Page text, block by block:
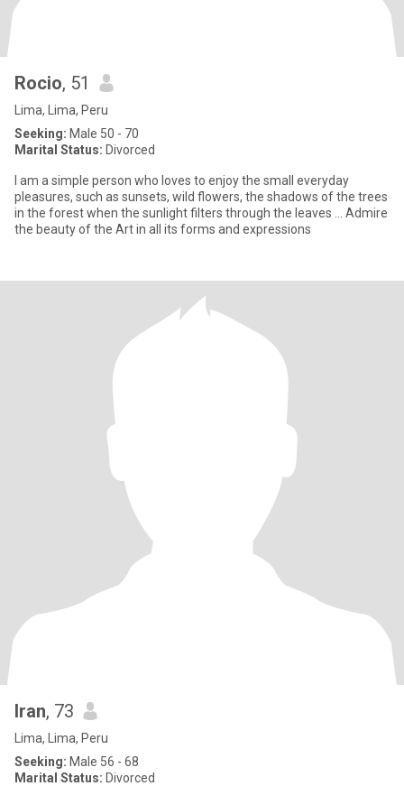
Rocio, 51
Lima, Lima, Peru
Seeking: Male 50 - 70
Marital Status: Divorced
I am a simple person who loves to enjoy the small everyday
pleasures, such as sunsets, wild flowers, the shadows of the trees
in the forest when the sunlight filters through the leaves ... Admire
the beauty of the Art in all its forms and expressions
Iran, 73
Lima, Lima, Peru
Seeking: Male 56 - 68
Marital Status: Divorced